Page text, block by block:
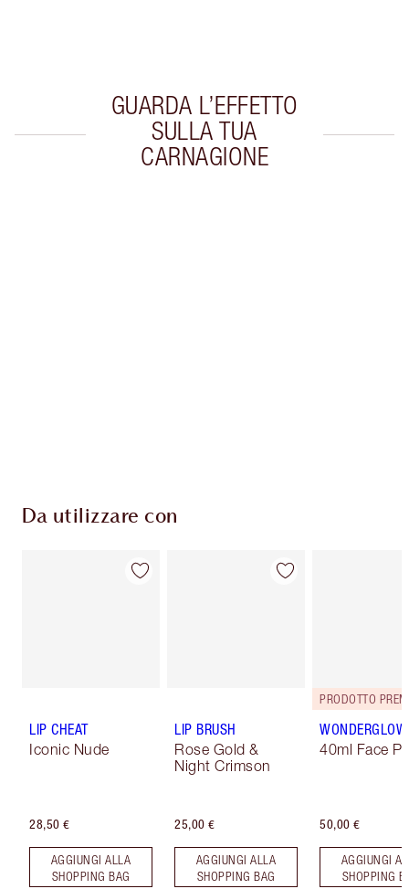
GUARDA L’EFFETTO
SULLA TUA
CARNAGIONE
Da utilizzare con
LIP CHEAT
Iconic Nude
28,50 €
AGGIUNGI ALLA
SHOPPING BAG
LIP BRUSH
Rose Gold &
Night Crimson
25,00 €
AGGIUNGI ALLA
SHOPPING BAG
PRODOTTO
WONDERGLOW
40ml Face
50,00 €
AGGIUNGI
SHOPPING